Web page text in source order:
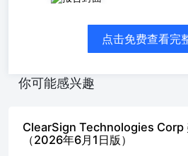
LLC(“Wainwright” or the “Sales
relating to the sale of shares of
offerand sell shares of our
supplement and the
byany method permitted that is
点击免费查看完
你可能感兴趣
ClearSign Technologies Corp
（2026年6月1日版）